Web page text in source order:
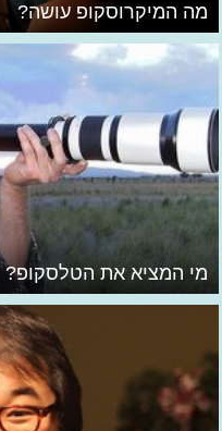
מה המיקרוסקופ עושה?
מי המציא את הטלסקופ?